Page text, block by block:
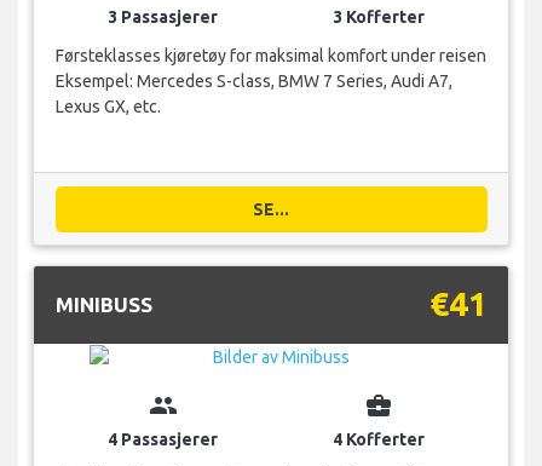
3 Passasjerer
3 Kofferter
Førsteklasses kjøretøy for maksimal komfort under reisen
Eksempel: Mercedes S-class, BMW 7 Series, Audi A7,
Lexus GX, etc.
SE...
MINIBUSS €41
group
4 Passasjerer
business_center
4 Kofferter